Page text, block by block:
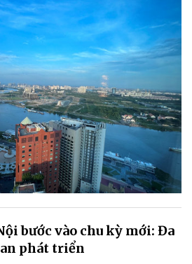
bước vào chu kỳ mới: Đa
phát triển